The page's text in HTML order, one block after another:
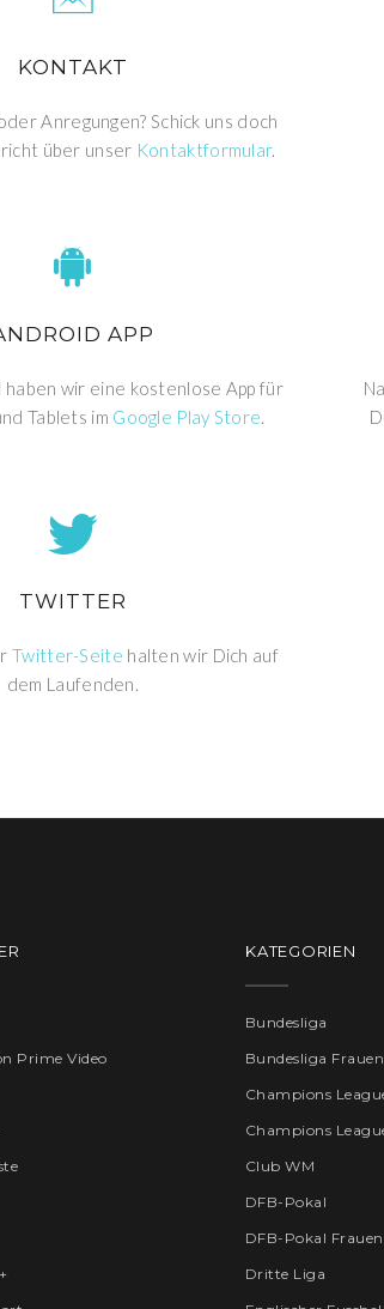
KONTAKT
Anregungen? Schick uns doch
über unser Kontaktformular.
APP
wir eine kostenlose App für
Tablets im Google Play Store.
TWITTER
Twitter-Seite halten wir Dich auf
dem Laufenden.
Prime Video
KATEGORIEN
Bundesliga
Bundesliga Frauen
Champions
Champions
Club WM
DFB-Pokal
DFB-Pokal Frauen
Dritte Liga